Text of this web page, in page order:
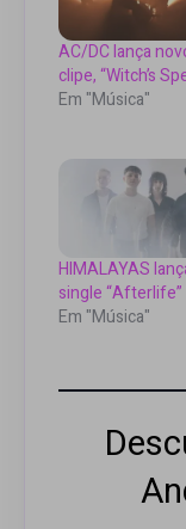
AC/DC lança
clipe, “Witch’s
Em "Música"
HIMALAYAS
single “Afterlife”
Em "Música"